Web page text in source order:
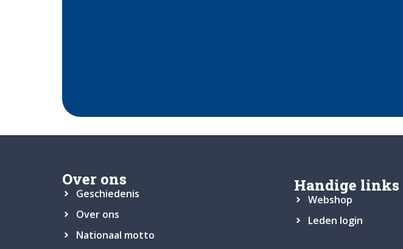
Over ons
Geschiedenis
Over ons
Nationaal motto
Handige links
Webshop
Leden login